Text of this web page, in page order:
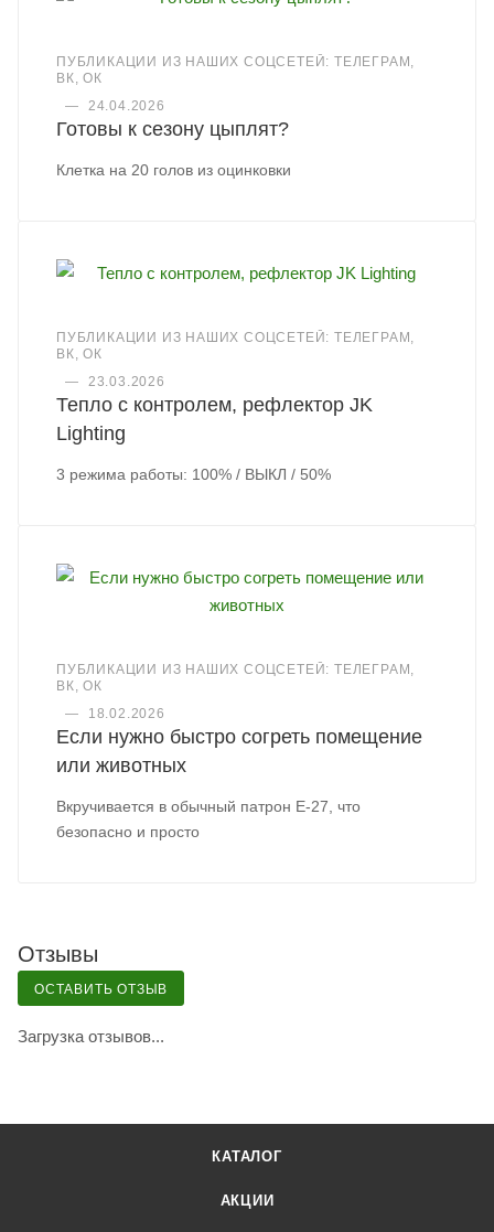
ПУБЛИКАЦИИ ИЗ НАШИХ СОЦСЕТЕЙ: ТЕЛЕГРАМ,
ВК, ОК
—
24.04.2026
Готовы к сезону цыплят?
Клетка на 20 голов из оцинковки
ПУБЛИКАЦИИ ИЗ НАШИХ СОЦСЕТЕЙ: ТЕЛЕГРАМ,
ВК, ОК
—
23.03.2026
Тепло с контролем, рефлектор JK
Lighting
3 режима работы: 100% / ВЫКЛ / 50%
ПУБЛИКАЦИИ ИЗ НАШИХ СОЦСЕТЕЙ: ТЕЛЕГРАМ,
ВК, ОК
—
18.02.2026
Если нужно быстро согреть помещение
или животных
Вкручивается в обычный патрон Е-27, что
безопасно и просто
Отзывы
ОСТАВИТЬ ОТЗЫВ
Загрузка отзывов...
КАТАЛОГ
АКЦИИ